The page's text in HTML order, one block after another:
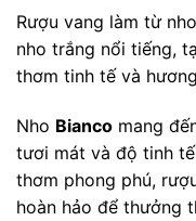
Rượu vang làm từ nho
nho trắng nổi tiếng,
thơm tinh tế và
Nho Bianco mang
tươi mát và độ tinh
thơm phong phú,
hoàn hảo để thưởng